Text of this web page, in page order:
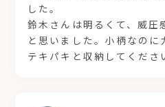
した。
鈴木さんは明るくて、威圧
と思いました。小柄なのに
テキパキと収納してくださ